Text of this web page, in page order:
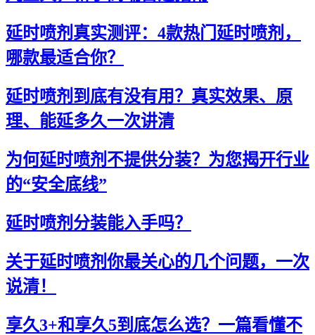
延时喷剂真实测评：4款热门延时喷剂，
哪款最适合你？
延时喷剂到底有没有用？真实效果、原
理、能延多久一次讲清
为何延时喷剂不提供分装？为您揭开行业
的“安全底线”
延时喷剂分装能入手吗？
关于延时喷剂你最关心的几个问题，一次
说清！
享久3+和享久5到底怎么选？一篇看懂不